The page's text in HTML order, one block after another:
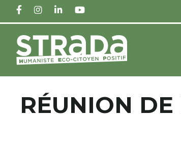
FACEBOOKINSTAGRAM
LINKEDINYOUTUBE
RÉUNION